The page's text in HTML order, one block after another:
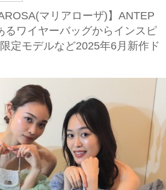
マリアローザ)】ANTEP
るワイヤーバッグからインスピ
定モデルなど2025年6月新作ド